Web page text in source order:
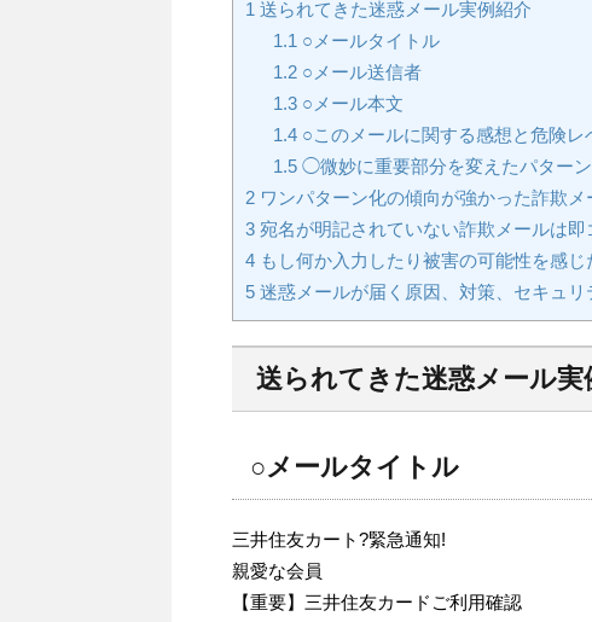
1 送られてきた迷惑メール実例紹介
1.1 ○メールタイトル
1.2○メール送信者
1.3○メール本文
1.4○このメールに関する感想と危険レ
1.5◯微妙に重要部分を変えたパター
2 ワンパターン化の傾向が強かった詐欺メ
3 宛名が明記されていない詐欺メールは即
4 もし何か入力したり被害の可能性を感じ
5 迷惑メールが届く原因、対策、セキュ
送られてきた迷惑メール実
○メールタイトル
三井住友カート?緊急通知!
親愛な会員
【重要】三井住友カードご利用確認